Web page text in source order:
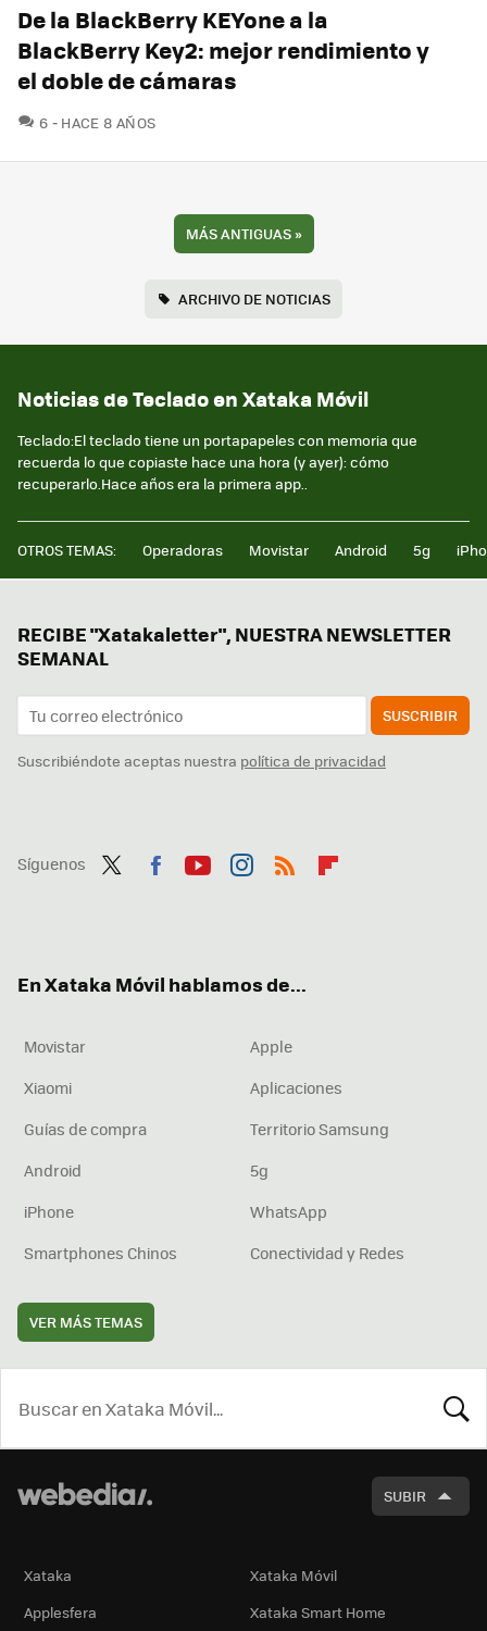
De la BlackBerry KEYone a la
BlackBerry Key2: mejor rendimiento y
el doble de cámaras
6 COMENTARIOS
HACE 8 AÑOS
MÁS ANTIGUAS»
ARCHIVO DE NOTICIAS
Noticias de Teclado en Xataka Móvil
Teclado:El teclado tiene un portapapeles con memoria que
recuerda lo que copiaste hace una hora (y ayer): cómo
recuperarlo.Hace años era la primera app..
OTROS TEMAS: Operadoras Movistar Android 5g
RECIBE "Xatakaletter", NUESTRA NEWSLETTER
SEMANAL
SUSCRIBIR
Suscribiéndote aceptas nuestra política de privacidad
Síguenos
En Xataka Móvil hablamos de...
Movistar
Apple
Xiaomi
Aplicaciones
Guías de compra
Territorio Samsung
Android
5g
iPhone
WhatsApp
Smartphones Chinos
Conectividad y Redes
VER MÁS TEMAS
SUBIR
Xataka
Xataka Móvil
Applesfera
Xataka Smart Home